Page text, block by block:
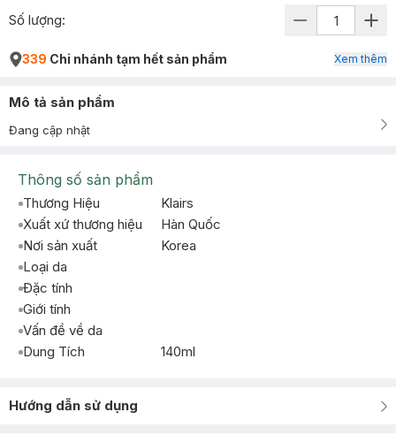
Số lượng:
339 Chi nhánh tạm hết sản phẩm Xem thêm
Mô tả sản phẩm
Đang cập nhật
Thông số sản phẩm
Thương Hiệu
Klairs
Xuất xứ thương hiệu
Hàn Quốc
Nơi sản xuất
Korea
Loại da
Đặc tính
Giới tính
Vấn đề về da
Dung Tích
140ml
Hướng dẫn sử dụng